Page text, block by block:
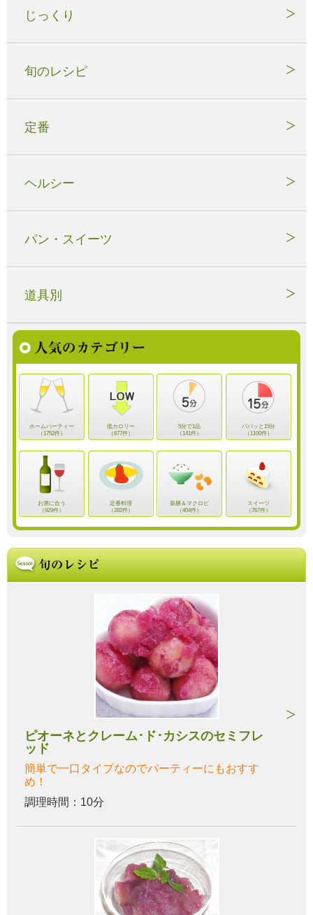
じっくり
旬のレシピ
定番
ヘルシー
パン・スイーツ
道具別
ホームパーティー
（1752件）
低カロリー
（677件）
5分で1品
（141件）
パパッと15分
（1100件）
お酒に合う
（929件）
定番料理
（282件）
薬膳＆マクロビ
（404件）
スイーツ
（767件）
ピオーネとクレーム･ド･カシスのセミフレ
ッド
簡単で一口タイプなのでパーティーにもおすす
め！
調理時間：10分